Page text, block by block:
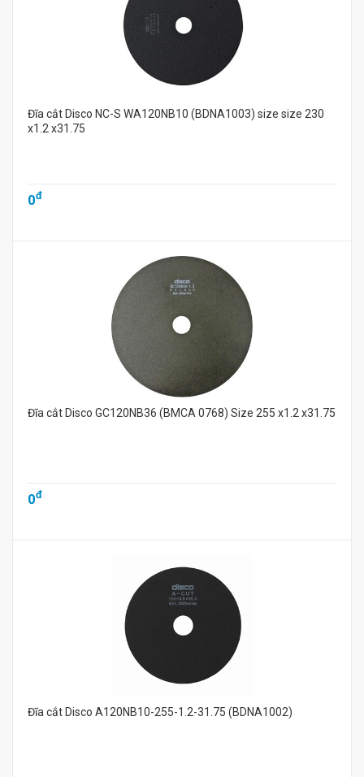
Đĩa cắt Disco NC-S WA120NB10 (BDNA1003) size size 230
x1.2 x31.75
0đ
Đĩa cắt Disco GC120NB36 (BMCA 0768) Size 255 x1.2 x31.75
0đ
Đĩa cắt Disco A120NB10-255-1.2-31.75 (BDNA1002)